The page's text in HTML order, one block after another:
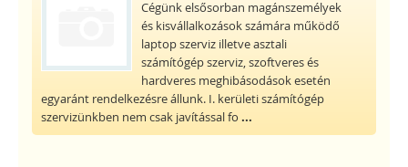
Cégünk elsősorban magánszemélyek
és kisvállalkozások számára működő
laptop szerviz illetve asztali
számítógép szerviz, szoftveres és
hardveres meghibásodások esetén
egyaránt rendelkezésre állunk. I. kerületi számítógép
szervizünkben nem csak javítással fo...